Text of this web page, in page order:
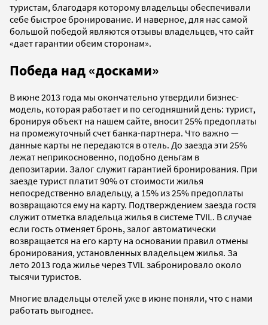
туристам, благодаря которому владельцы обеспечивали
себе быстрое бронирование. И наверное, для нас самой
большой победой являются отзывы владельцев, что сайт
«дает гарантии обеим сторонам».
Победа над «досками»
В июне 2013 года мы окончательно утвердили бизнес-
модель, которая работает и по сегодняшний день: турист,
бронируя объект на нашем сайте, вносит 25% предоплаты
на промежуточный счет банка-партнера. Что важно —
данные карты не передаются в отель. До заезда эти 25%
лежат неприкосновенно, подобно деньгам в
депозитарии. Залог служит гарантией бронирования. При
заезде турист платит 90% от стоимости жилья
непосредственно владельцу, а 15% из 25% предоплаты
возвращаются ему на карту. Подтверждением заезда гостя
служит отметка владельца жилья в системе TVIL. В случае
если гость отменяет бронь, залог автоматически
возвращается на его карту на основании правил отмены
бронирования, установленных владельцем жилья. За
лето 2013 года жилье через TVIL забронировало около
тысячи туристов.
Многие владельцы отелей уже в июне поняли, что с нами
работать выгоднее.